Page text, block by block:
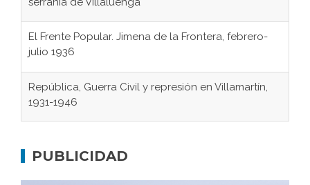
El Frente Popular. Jimena de la Frontera, febrero-
julio 1936
República, Guerra Civil y represión en Villamartín,
1931-1946
concentración nazis
PUBLICIDAD